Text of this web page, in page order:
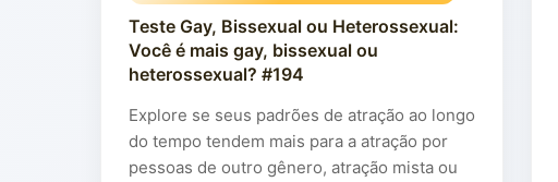
Teste Gay, Bissexual ou Heterossexual:
Você é mais gay, bissexual ou
heterossexual? #194
Explore se seus padrões de atração ao longo
do tempo tendem mais para a atração por
pessoas de outro gênero, atração mista ou